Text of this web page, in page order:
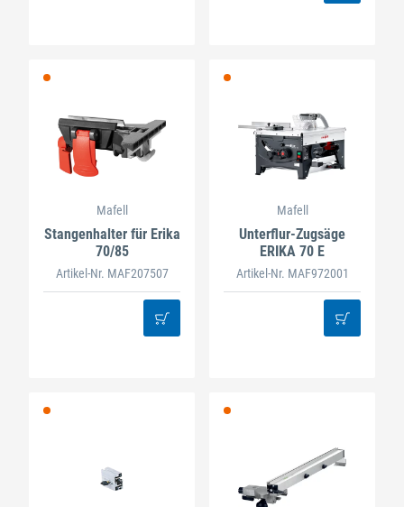
Mafell
Stangenhalter für Erika
70/85
Artikel-Nr. MAF207507
Mafell
Unterflur-Zugsäge
ERIKA 70 E
Artikel-Nr. MAF972001